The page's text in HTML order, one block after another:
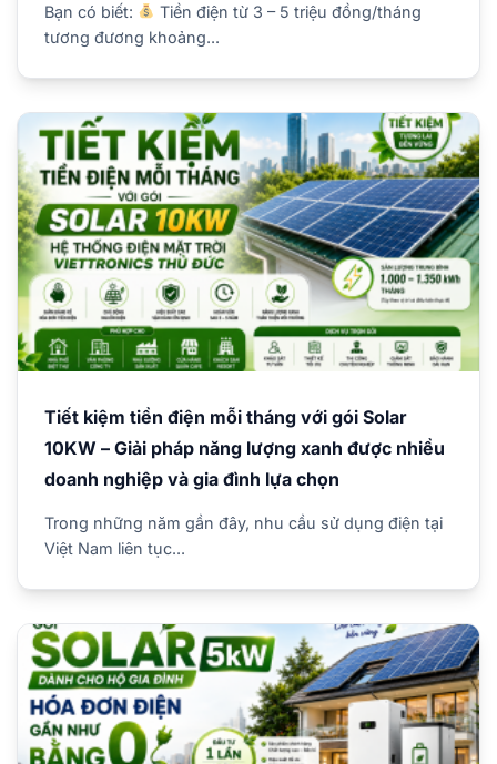
Bạn có biết:
Tiền điện từ 3 – 5 triệu đồng/tháng
tương đương khoảng...
Tiết kiệm tiền điện mỗi tháng với gói Solar
10KW – Giải pháp năng lượng xanh được nhiều
doanh nghiệp và gia đình lựa chọn
Trong những năm gần đây, nhu cầu sử dụng điện tại
Việt Nam liên tục...